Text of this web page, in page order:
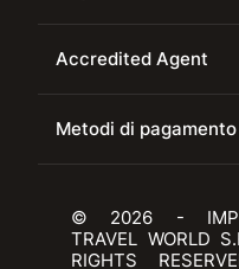
Accredited Agent
Metodi di
© 2026 -
TRAVEL WORLD
RIGHTS